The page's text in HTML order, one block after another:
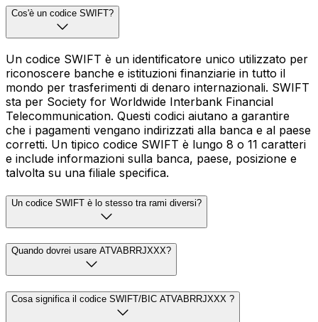
Cos'è un codice SWIFT?
Un codice SWIFT è un identificatore unico utilizzato per
riconoscere banche e istituzioni finanziarie in tutto il
mondo per trasferimenti di denaro internazionali. SWIFT
sta per Society for Worldwide Interbank Financial
Telecommunication. Questi codici aiutano a garantire
che i pagamenti vengano indirizzati alla banca e al paese
corretti. Un tipico codice SWIFT è lungo 8 o 11 caratteri
e include informazioni sulla banca, paese, posizione e
talvolta su una filiale specifica.
Un codice SWIFT è lo stesso tra rami diversi?
Quando dovrei usare ATVABRRJXXX?
Cosa significa il codice SWIFT/BIC ATVABRRJXXX ?